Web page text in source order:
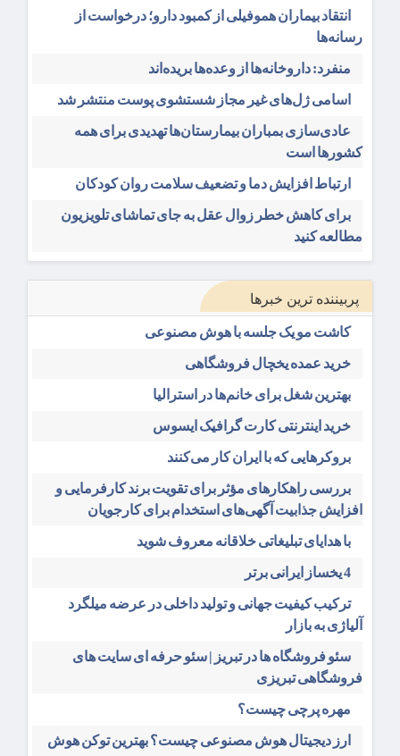
انتقاد بیماران هموفیلی از کمبود دارو؛ درخواست از
رسانه‌ها
منفرد: داروخانه‌ها از وعده‌ها بریده‌اند
اسامی ژل‌های غیر مجاز شستشوی پوست منتشر شد
عادی‌سازی بمباران بیمارستان‌ها تهدیدی برای همه
کشورها است
ارتباط افزایش دما و تضعیف سلامت روان کودکان
برای کاهش خطر زوال عقل به جای تماشای تلویزیون
مطالعه کنید
پربیننده ترین خبرها
کاشت مو یک جلسه با هوش مصنوعی
خرید عمده یخچال فروشگاهی
بهترین شغل برای خانم‌ها در استرالیا
خرید اینترنتی کارت گرافیک ایسوس
بروکرهایی‌ که با ایران کار می‌کنند
بررسی راهکارهای مؤثر برای تقویت برند کارفرمایی و
افزایش جذابیت آگهی‌های استخدام برای کارجویان
با هدایای تبلیغاتی خلاقانه معروف شوید
4 یخساز ایرانی برتر
ترکیب کیفیت جهانی و تولید داخلی در عرضه میلگرد
آلیاژی به بازار
سئو فروشگاه‌ ها در تبریز | سئو حرفه ای سایت های
فروشگاهی تبریزی
مهره پرچی چیست؟
ارز دیجیتال هوش مصنوعی چیست؟ بهترین توکن هوش